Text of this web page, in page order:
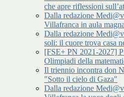
che apre riflessioni
Dalla redazione
Villafranca in aula
Dalla redazione
soli: il cuore trova casa
[FSE+ PN 2021-2027]
Olimpiadi della
Il triennio incontra don
"Sotto il cielo di Gaza"
Dalla redazione